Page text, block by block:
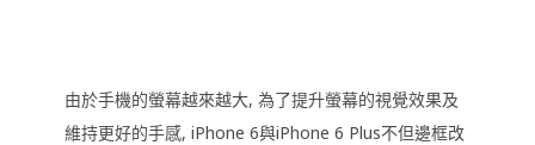
由於手機的螢幕越來越大, 為了提升螢幕的視覺效果及
維持更好的手感, iPhone 6與iPhone 6 Plus不但邊框改